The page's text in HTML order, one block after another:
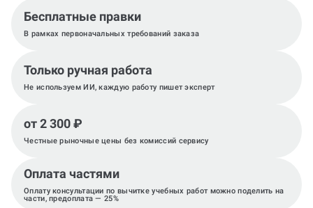
Бесплатные правки
В рамках первоначальных требований заказа
Только ручная работа
Не используем ИИ, каждую работу пишет эксперт
от 2 300 ₽
Честные рыночные цены без комиссий сервису
Оплата частями
Оплату консультации по вычитке учебных работ можно поделить на
части, предоплата — 25%